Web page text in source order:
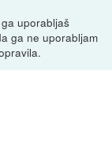
uporabljaš
ga ne uporabljam